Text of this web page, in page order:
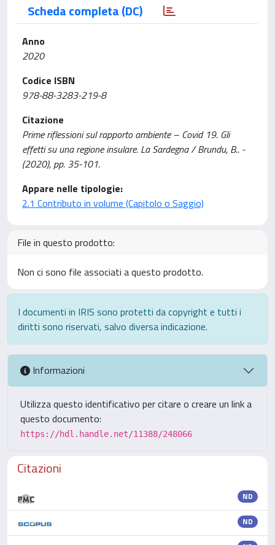
Scheda completa (DC)
Anno
2020
Codice ISBN
978-88-3283-219-8
Citazione
Prime riflessioni sul rapporto ambiente – Covid 19. Gli
effetti su una regione insulare. La Sardegna / Brundu, B.. -
(2020), pp. 35-101.
Appare nelle tipologie:
2.1 Contributo in volume (Capitolo o Saggio)
File in questo prodotto:
Non ci sono file associati a questo prodotto.
I documenti in IRIS sono protetti da copyright e tutti i
diritti sono riservati, salvo diversa indicazione.
Informazioni
Utilizza questo identificativo per citare o creare un link a
questo documento:
https://hdl.handle.net/11388/248066
Citazioni
ND
ND